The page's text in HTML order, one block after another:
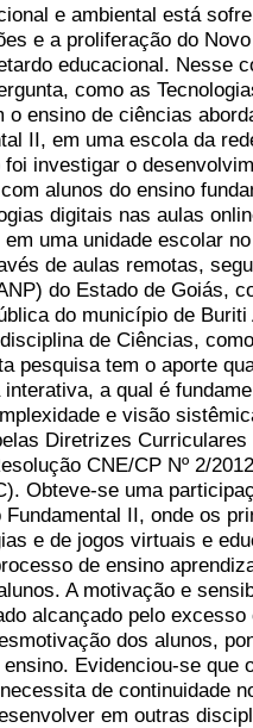
e ambiental está
e a proliferação do
educacional. Nesse
como as
o ensino de ciências
II, em uma escola da
investigar o
alunos do ensino
digitais nas aulas
uma unidade escolar
de aulas remotas,
do Estado de Goiás,
do município de
de Ciências,
pesquisa tem o aporte
interativa, a qual é
e visão
Diretrizes
CNE/CP Nº 2/
Obteve-se uma
Fundamental II, onde os
e de jogos virtuais e
de ensino
A motivação e
alcançado pelo
dos alunos,
Evidenciou-se que
de continuidade
em outras